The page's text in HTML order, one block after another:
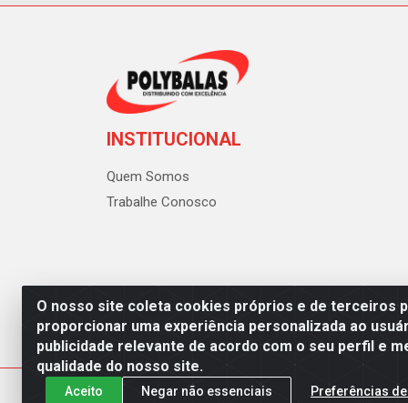
O nosso site coleta cookies próprios e de terceiros
proporcionar uma experiência personalizada ao
publicidade relevante de acordo com o seu perfil e
qualidade do nosso site.
Aceito Negar não essenciais Preferências
INSTITUCIONAL
Quem Somos
Trabalhe Conosco
Polybalas - Rua João Miguel